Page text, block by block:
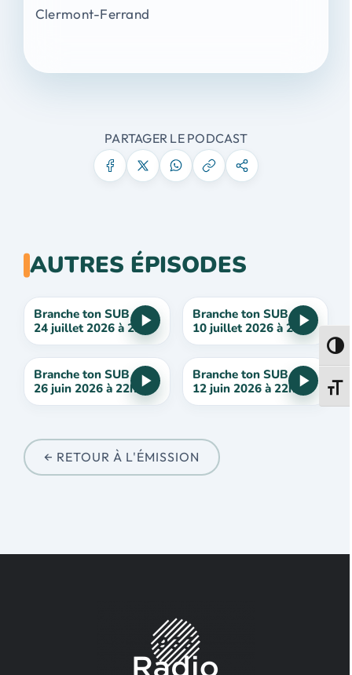
Clermont-Ferrand
PARTAGER LE PODCAST
AUTRES ÉPISODES
Branche ton SUB du
24 juillet 2026 à 22h
Branche ton SUB du
10 juillet 2026 à 22h
Branche ton SUB du
26 juin 2026 à 22h
Branche ton SUB du
12 juin 2026 à 22h
← RETOUR À L'ÉMISSION